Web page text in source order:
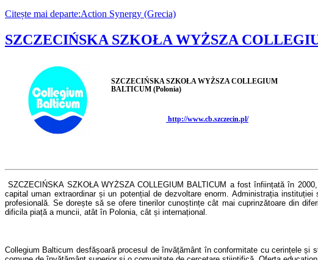
Citește mai departe:Action Synergy (Grecia)
SZCZECIŃSKA SZKOŁA WYŻSZA
SZCZECIŃSKA SZKOŁA WYŻSZA COLLEGIUM
BALTICUM (Polonia)
http://www.cb.szczecin.pl/
SZCZECIŃSKA SZKOŁA WYŻSZA COLLEGIUM BALTICUM a fost înființată în 2000,
capital uman extraordinar și un potențial de dezvoltare enorm. Administrația instituției
profesională. Se dorește să se ofere tinerilor cunoștințe cât mai cuprinzătoare din
dificila piață a muncii, atât în Pol onia, cât și internațional.
Collegium Balticum desfășoară procesul de învățământ în conformitate cu cerințele și